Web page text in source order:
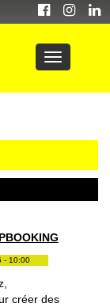
- 10:00
créer des